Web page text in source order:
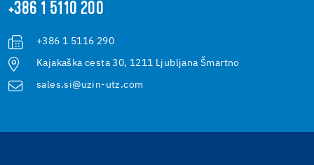
+386 1 5110 200
+386 1 5116 290
Kajakaška cesta 30, 1211 Ljubljana Šmartno
sales.si@uzin-utz.com